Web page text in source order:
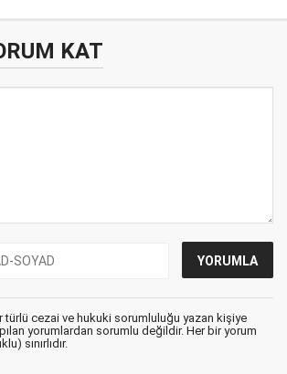
KAT
türlü cezai ve hukuki sorumluluğu yazan kişiye
yorumlardan sorumlu değildir. Her bir yorum
sınırlıdır.